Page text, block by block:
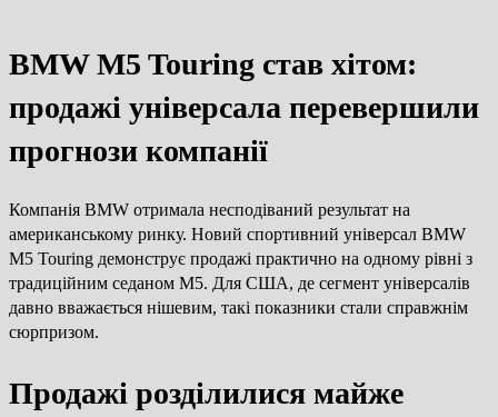
BMW M5 Touring став хітом:
продажі універсала перевершили
прогнози компанії
Компанія BMW отримала несподіваний результат на
американському ринку. Новий спортивний універсал BMW
M5 Touring демонструє продажі практично на одному рівні з
традиційним седаном M5. Для США, де сегмент універсалів
давно вважається нішевим, такі показники стали справжнім
сюрпризом.
Продажі розділилися майже